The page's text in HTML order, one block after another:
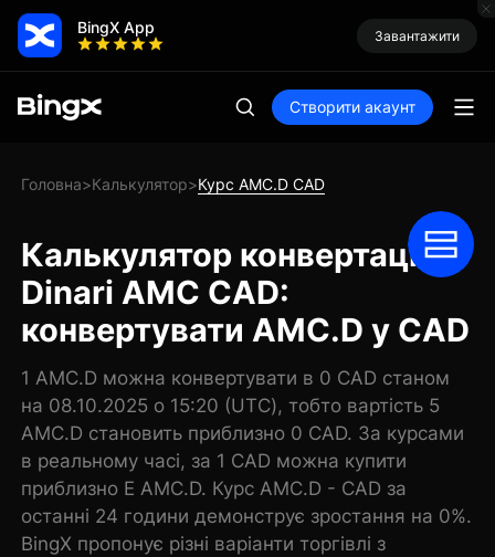
BingX App Завантажити
Створити акаунт
Головна>Калькулятор>Курс AMC.D CAD
Калькулятор конвертації
Dinari AMC CAD:
конвертувати AMC.D у CAD
1 AMC.D можна конвертувати в 0 CAD станом
на 08.10.2025 о 15:20 (UTC), тобто вартість 5
AMC.D становить приблизно 0 CAD. За курсами
в реальному часі, за 1 CAD можна купити
приблизно E AMC.D. Курс AMC.D - CAD за
останні 24 години демонструє зростання на 0%.
BingX пропонує різні варіанти торгівлі з